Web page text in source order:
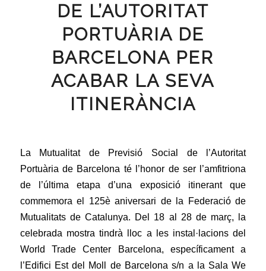
DE L’AUTORITAT
PORTUÀRIA DE
BARCELONA PER
ACABAR LA SEVA
ITINERÀNCIA
La Mutualitat de Previsió Social de l’Autoritat
Portuària de Barcelona té l’honor de ser l’amfitriona
de l’última etapa d’una exposició itinerant que
commemora el 125è aniversari de la Federació de
Mutualitats de Catalunya. Del 18 al 28 de març, la
celebrada mostra tindrà lloc a les instal·lacions del
World Trade Center Barcelona, específicament a
l’Edifici Est del Moll de Barcelona s/n a la Sala We